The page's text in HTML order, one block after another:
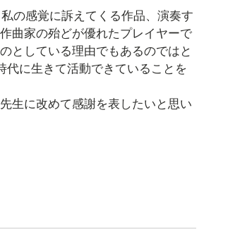
の感覚に訴えてくる作品、演奏す
曲家の殆どが優れたプレイヤーで
としている理由でもあるのではと
代に生きて活動できていることを
生に改めて感謝を表したいと思い